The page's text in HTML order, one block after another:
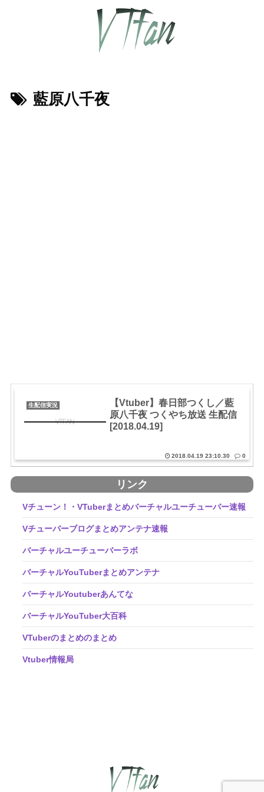
藍原八千夜
生配信実況
【Vtuber】春日部つくし／藍
原八千夜 つくやち放送 生配信
[2018.04.19]
2018.04.19 23:10.30 0
リンク
Vチューン！・VTuberまとめバーチャルユーチューバー速報
Vチューバーブログまとめアンテナ速報
バーチャルユーチューバーラボ
バーチャルYouTuberまとめアンテナ
バーチャルYoutuberあんてな
バーチャルYouTuber大百科
VTuberのまとめのまとめ
Vtuber情報局